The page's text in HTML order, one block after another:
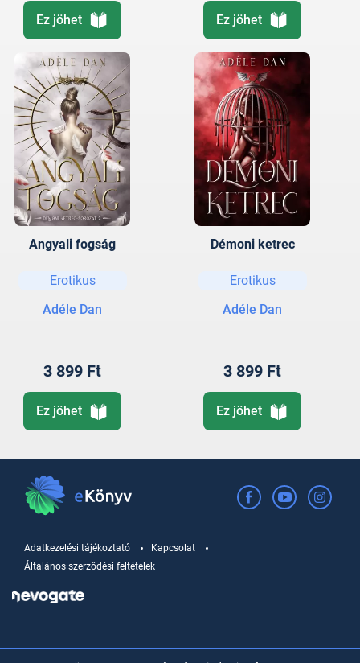
Ez jöhet Ez jöhet
Angyali fogság
Erotikus
Adéle Dan
3 899 Ft
Ez jöhet
Démoni ketrec
Erotikus
Adéle Dan
3 899 Ft
Ez jöhet
Adatkezelési tájékoztató
Kapcsolat
Általános szerződési feltételek